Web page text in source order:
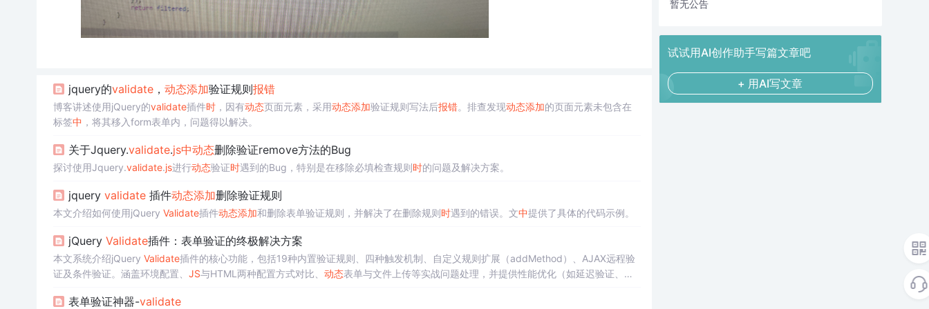
jquery的validate， 动态添加验证规则报错
博客讲述使用jQuery的validate插件时，因有动态页面元素，采用动态添加验证规则写法后报错。排查发现动态添加的页面元素未包含在
标签中 ，将其移入form表单内，问题得以解决。
关于Jquery.validate.js中动态删除验证remove方法的Bug
探讨使用Jquery.validate.js进行动态验证时遇到的Bug，特别是在移除必填检查规则时的问题及解决方案。
jquery validate插件动态添加删除验证规则
本文介绍如何使用jQuery Validate插件动态添加和删除表单验证规则，并解决了在删除规则时遇到的错误。文中提供了具体的代码示例。
jQuery Validate插件：表单验证的终极解决方案
本文系统介绍jQuery Validate插件的核心功能，包括19种内置验证规则、四种触发机制、自定义规则扩展（addMethod）、AJAX远程验
证及条件验证。涵盖环境配置、 JS与HTML两种配置方式对比、 动态表单与文件上传等实战问题处理，并提供性能优化（如延迟验证、分
表单验证神器-validate
暂无公告
试试用AI创作助手写篇文章吧
+ 用AI写文章